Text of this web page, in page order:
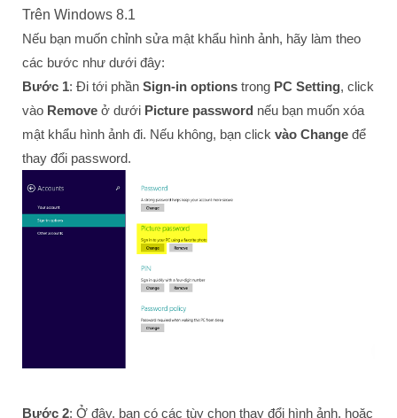
Trên Windows 8.1
Nếu bạn muốn chỉnh sửa mật khẩu hình ảnh, hãy làm theo
các bước như dưới đây:
Bước 1: Đi tới phần Sign-in options trong PC Setting, click
vào Remove ở dưới Picture password nếu bạn muốn xóa
mật khẩu hình ảnh đi. Nếu không, bạn click vào Change để
thay đổi password.
Bước 2: Ở đây, bạn có các tùy chọn thay đổi hình ảnh, hoặc